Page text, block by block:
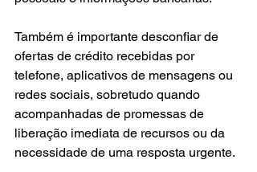
Também é importante desconfiar de
ofertas de crédito recebidas por
telefone, aplicativos de mensagens ou
redes sociais, sobretudo quando
acompanhadas de promessas de
liberação imediata de recursos ou da
necessidade de uma resposta urgente.